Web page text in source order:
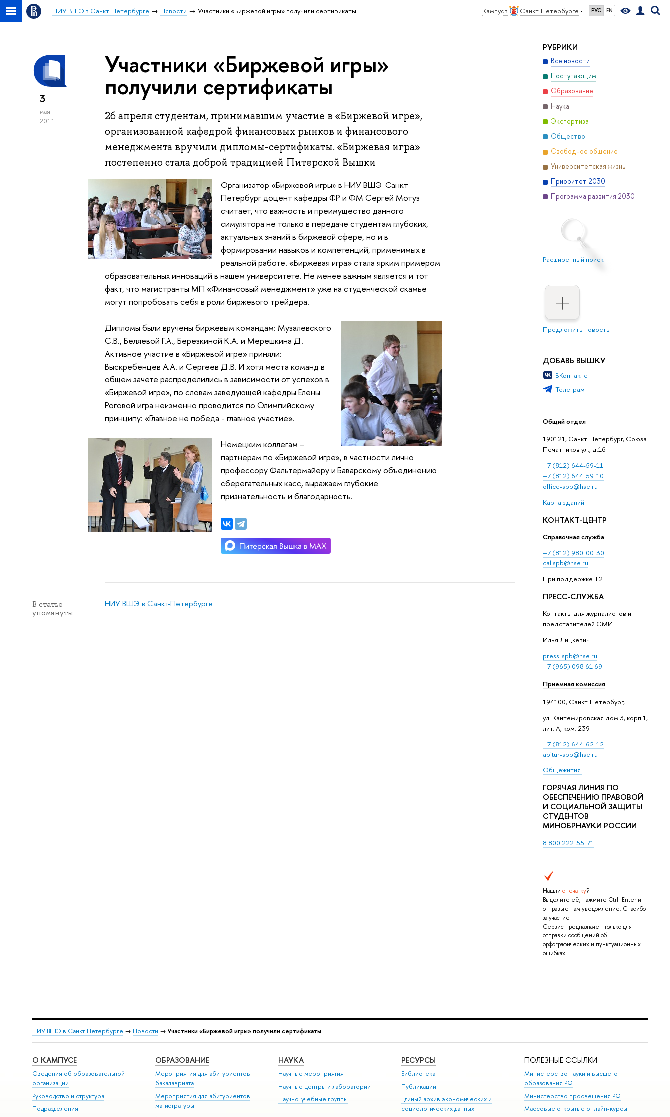
Кампус в Санкт-Петербурге РУС EN
НИУ ВШЭ в Санкт-Петербурге Новости Участники «Биржевой игры» получили сертификаты
РУБРИКИ
Все новости
Поступающим
Образование
Наука
Экспертиза
Общество
Свободное общение
Университетская жизнь
Приоритет 2030
Программа развития 2030
Расширенный поиск
Предложить новость
ДОБАВЬ ВЫШКУ
ВКонтакте
Телеграм
Общий отдел
190121, Санкт-Петербург, Союза
Печатников ул., д.16
+7 (812) 644-59-11
+7 (812) 644-59-10
office-spb@hse.ru
Карта зданий
КОНТАКТ-ЦЕНТР
Справочная служба
+7 (812) 980-00-30
callspb@hse.ru
При поддержке T2
ПРЕСС-СЛУЖБА
Контакты для журналистов и
представителей СМИ
Илья Лицкевич
press-spb@hse.ru
+7 (965) 098 61 69
Приемная комиссия
194100, Санкт-Петербург,
ул. Кантемировская дом 3, корп.1,
лит. А, ком. 239
+7 (812) 644-62-12
abitur-spb@hse.ru
Общежития
ГОРЯЧАЯ ЛИНИЯ ПО
ОБЕСПЕЧЕНИЮ ПРАВОВОЙ
И СОЦИАЛЬНОЙ ЗАЩИТЫ
СТУДЕНТОВ
МИНОБРНАУКИ РОССИИ
8 800 222-55-71
Нашли опечатку?
Выделите её, нажмите Ctrl+Enter и
отправьте нам уведомление. Спасибо
за участие!
Сервис предназначен только для
отправки сообщений об
орфографических и пунктуационных
ошибках.
3
мая
2011
Участники «Биржевой игры»
получили сертификаты
26 апреля студентам, принимавшим участие в «Биржевой игре»,
организованной кафедрой финансовых рынков и финансового
менеджмента вручили дипломы-сертификаты. «Биржевая игра»
постепенно стала доброй традицией Питерской Вышки
Организатор «Биржевой игры» в НИУ ВШЭ-Санкт-
Петербург доцент кафедры ФР и ФМ Сергей Мотуз
считает, что важность и преимущество данного
симулятора не только в передаче студентам глубоких,
актуальных знаний в биржевой сфере, но и в
формировании навыков и компетенций, применимых в
реальной работе. «Биржевая игра» стала ярким примером
образовательных инноваций в нашем университете. Не менее важным является и тот
факт, что магистранты МП «Финансовый менеджмент» уже на студенческой скамье
могут попробовать себя в роли биржевого трейдера.
Дипломы были вручены биржевым командам: Музалевского
С.В., Беляевой Г.А., Березкиной К.А. и Мерешкина Д.
Активное участие в «Биржевой игре» приняли:
Выскребенцев А.А. и Сергеев Д.В. И хотя места команд в
общем зачете распределились в зависимости от успехов в
«Биржевой игре», по словам заведующей кафедры Елены
Роговой игра неизменно проводится по Олимпийскому
принципу: «Главное не победа - главное участие».
Немецким коллегам –
партнерам по «Биржевой игре», в частности лично
профессору Фальтермайеру и Баварскому объединению
сберегательных касс, выражаем глубокие
признательность и благодарность.
В статье
упомянуты
НИУ ВШЭ в Санкт-Петербурге
НИУ ВШЭ в Санкт-Петербурге → Новости → Участники «Биржевой игры» получили сертификаты
О КАМПУСЕ
Сведения об образовательной
организации
Руководство и структура
Подразделения
ОБРАЗОВАНИЕ
Мероприятия для абитуриентов
бакалавриата
Мероприятия для абитуриентов
магистратуры
НАУКА
Научные мероприятия
Научные центры и лаборатории
Научно-учебные группы
РЕСУРСЫ
Библиотека
Публикации
Единый архив экономических и
социологических данных
ПОЛЕЗНЫЕ ССЫЛКИ
Министерство науки и высшего
образования РФ
Министерство просвещения РФ
Массовые открытые онлайн-курсы